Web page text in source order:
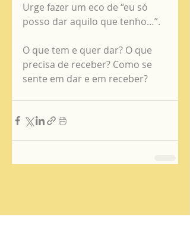
Urge fazer um eco de “eu só
posso dar aquilo que tenho…”.
O que tem e quer dar? O que
precisa de receber? Como se
sente em dar e em receber?